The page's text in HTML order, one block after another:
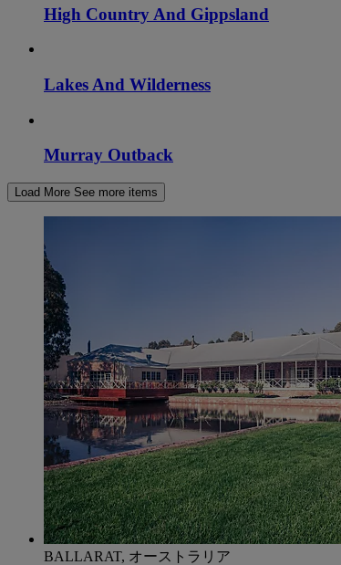
High Country And Gippsland
Lakes And Wilderness
Murray Outback
Load More See more items
BALLARAT, オーストラリア